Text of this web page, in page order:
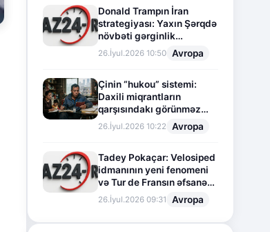
Donald Trampın İran
strategiyası: Yaxın Şərqdə
növbəti gərginlik
mərhələsi
26.İyul.2026 10:50 Avropa
Çinin “hukou” sistemi:
Daxili miqrantların
qarşısındakı görünməz
sədd
26.İyul.2026 10:22 Avropa
Tadey Pokaçar: Velosiped
idmanının yeni fenomeni
və Tur de Fransın əfsanəvi
səhifəsi
26.İyul.2026 09:31 Avropa